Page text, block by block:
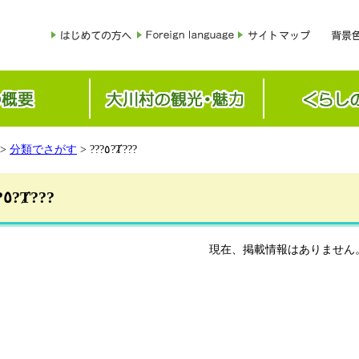
分類でさがす > ???٥?Ⱦ???
???٥?Ⱦ???
現在、掲載情報はありません